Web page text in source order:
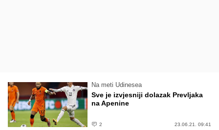
Na meti Udinesea
Sve je izvjesniji dolazak Prevljaka
na Apenine
2 23.06.21. 09:41